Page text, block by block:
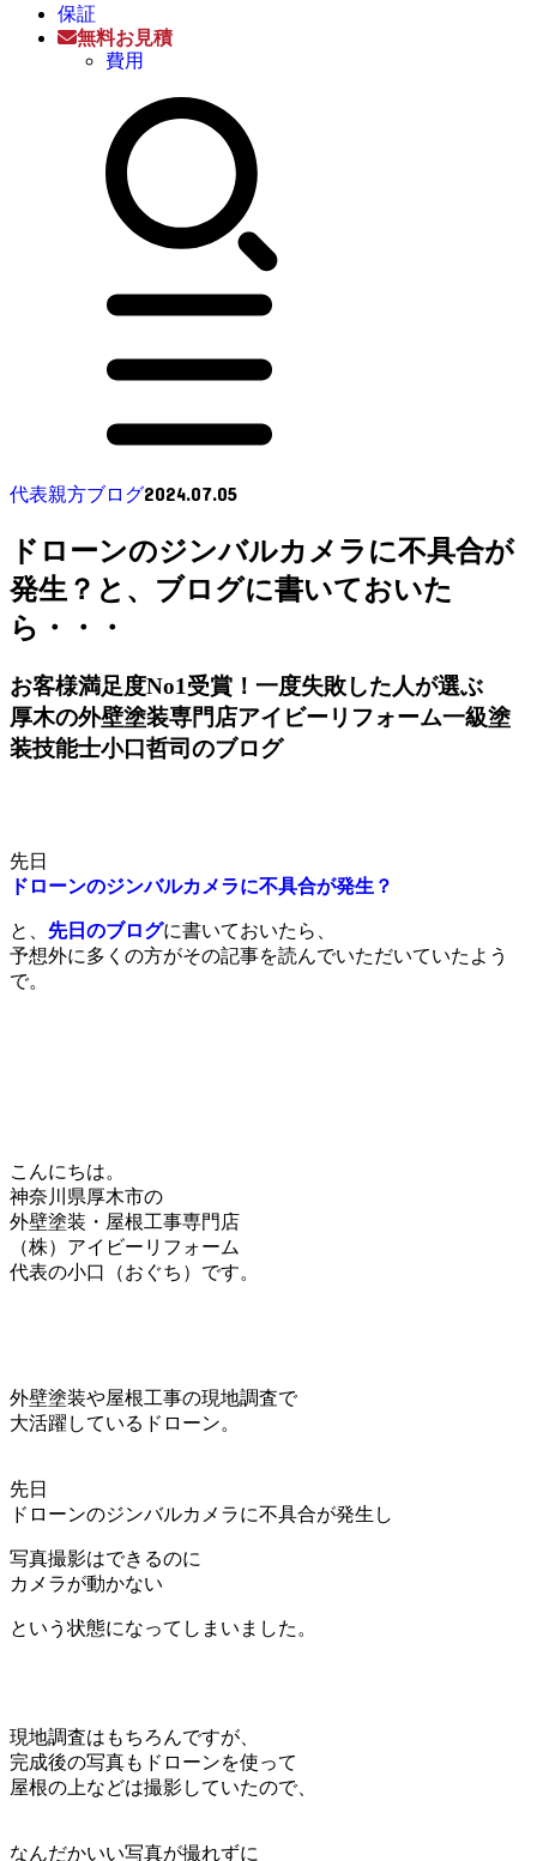
保証
無料お見積
費用
代表親方ブログ2024.07.05
ドローンのジンバルカメラに不具合が
発生？と、ブログに書いておいた
ら・・・
お客様満足度No1受賞！一度失敗した人が選ぶ
厚木の外壁塗装専門店アイビーリフォーム一級塗
装技能士小口哲司のブログ
先日
ドローンのジンバルカメラに不具合が発生？
と、 先日のブログに書いておいたら、
予想外に多くの方がその記事を読んでいただいていたよう
で。
こんにちは。
神奈川県厚木市の
外壁塗装・屋根工事専門店
（株）アイビーリフォーム
代表の小口（おぐち）です。
外壁塗装や屋根工事の現地調査で
大活躍しているドローン。
先日
ドローンのジンバルカメラに不具合が発生し
写真撮影はできるのに
カメラが動かない
という状態になってしまいました。
現地調査はもちろんですが、
完成後の写真もドローンを使って
屋根の上などは撮影していたので、
なんだかいい写真が撮れずに